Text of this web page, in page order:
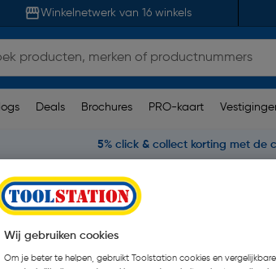
Winkelnetwerk van 16 winkels
Deals Brochures PRO-kaart
5% click & collect korting met de
Viega Smartpress 6715 pers koppeling
20mm
| Stuk
Wij gebruiken cookies
Om je beter te helpen, gebruikt Toolstation cookies en